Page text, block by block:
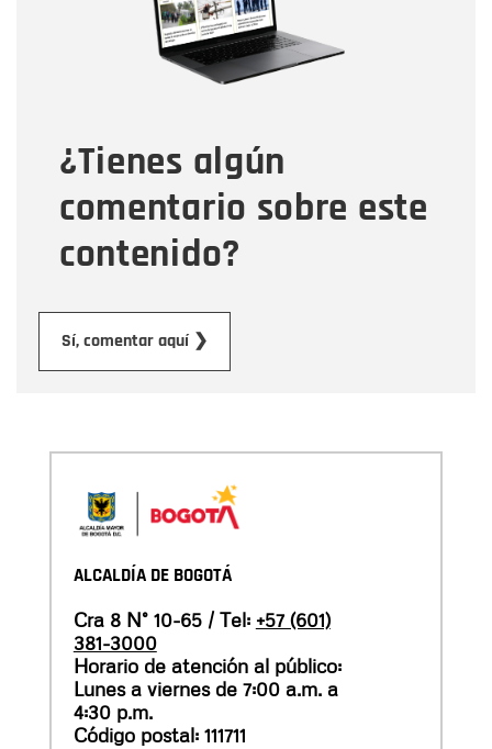
¿Tienes algún
comentario sobre este
contenido?
Sí, comentar aquí ❯
Tipo de comentario
Mensaje
ALCALDÍA DE BOGOTÁ
Cra 8 N° 10-65 / Tel: +57 (601)
381-3000
Horario de atención al público:
Lunes a viernes de 7:00 a.m. a
4:30 p.m.
Código postal: 111711